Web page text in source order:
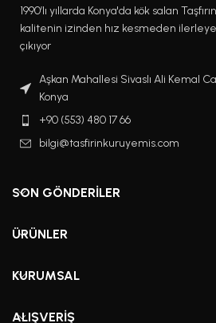
1990’lı yıllarda Konya'da kök salan
kalitenin izinden hız kesmeden
çıkıyor
Aşkan Mahallesi Sivaslı Ali Kemal
Konya
+90 (553) 480 17 66
bilgi@tasfirinkuruyemis.com
SON GÖNDERILER
ÜRÜNLER
KURUMSAL
ALIŞVERIŞ